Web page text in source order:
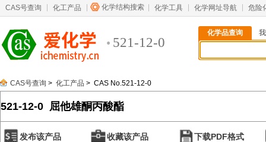
CAS号查询 化工产品 化学结构搜索 化学工具 化学网址导航 危险
521-12-0
化学品查询
CAS号查询 > 化工产品 > CAS No.521-12-0
521-12-0 屈他雄酮丙酸酯
发布该产品 收藏该产品 下载PDF格式